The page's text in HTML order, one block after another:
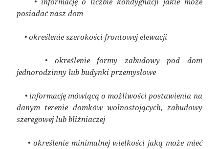
posiadać nasz dom
• określenie szerokości frontowej elewacji
• określenie formy zabudowy pod dom
jednorodzinny lub budynki przemysłowe
• informację mówiącą o możliwości postawienia na
danym terenie domków wolnostojących, zabudowy
szeregowej lub bliźniaczej
• określenie minimalnej wielkości jaką może mieć